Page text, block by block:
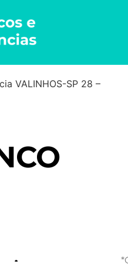
VALINHOS-SP 28 –